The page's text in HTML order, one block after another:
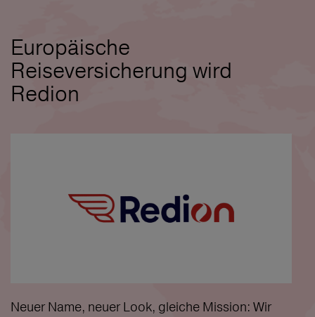
Europäische
Reiseversicherung wird
Redion
Neuer Name, neuer Look, gleiche Mission: Wir